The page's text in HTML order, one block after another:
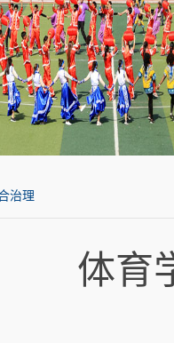
治理
体育